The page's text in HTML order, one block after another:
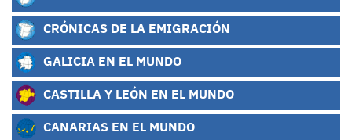
CRÓNICAS DE LA EMIGRACIÓN
GALICIA EN EL MUNDO
CASTILLA Y LEÓN EN EL MUNDO
CANARIAS EN EL MUNDO